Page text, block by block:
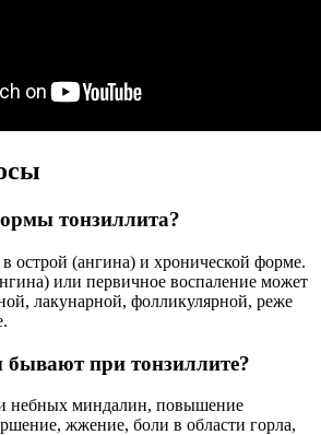
тонзиллита?
острой (ангина) и хронической форме.
или первичное воспаление может
лакунарной, фолликулярной, реже
при тонзиллите?
небных миндалин, повышение
жжение, боли в области горла,